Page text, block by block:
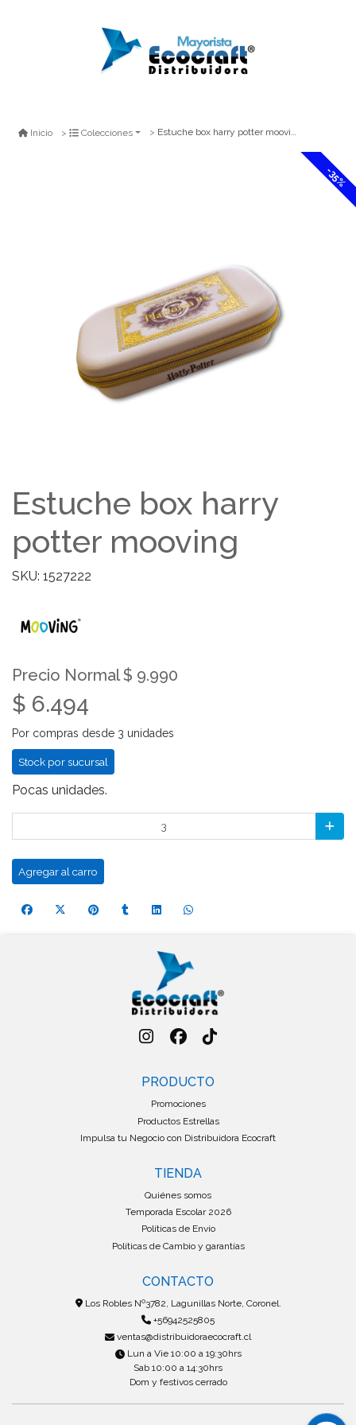
Inicio Colecciones Estuche box harry potter mooving
-35%
Estuche box harry
potter mooving
SKU: 1527222
Precio Normal $ 9.990
$ 6.494
Por compras desde 3 unidades
Stock por sucursal
Pocas unidades.
Agregar al carro
PRODUCTO
Promociones
Productos Estrellas
Impulsa tu Negocio con Distribuidora Ecocraft
TIENDA
Quiénes somos
Temporada Escolar 2026
Políticas de Envío
Políticas de Cambio y garantías
CONTACTO
Los Robles Nº3782, Lagunillas Norte, Coronel.
+56942525805
ventas@distribuidoraecocraft.cl
Lun a Vie 10:00 a 19:30hrs
Sab 10:00 a 14:30hrs
Dom y festivos cerrado